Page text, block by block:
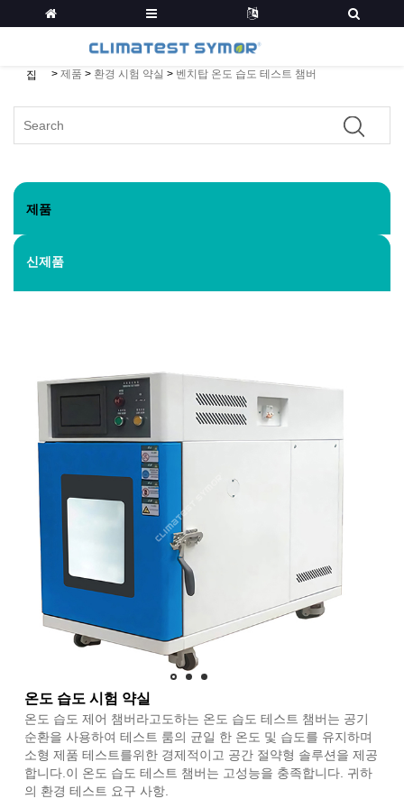
집 > 제품 > 환경 시험 약실 > 벤치탑 온도 습도 테스트 챔버
제품
신제품
온도 습도 시험 약실
온도 습도 제어 챔버라고도하는 온도 습도 테스트 챔버는 공기
순환을 사용하여 테스트 룸의 균일 한 온도 및 습도를 유지하며
소형 제품 테스트를위한 경제적이고 공간 절약형 솔루션을 제공
합니다.이 온도 습도 테스트 챔버는 고성능을 충족합니다. 귀하
의 환경 테스트 요구 사항.